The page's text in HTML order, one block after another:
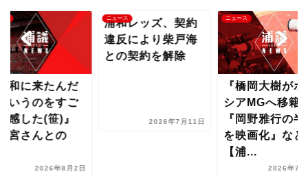
和に来たんだ
いうのをすご
感した(笹)』
宮さんとの
2026年8月2日
ニュース
浦和レッズ、契約
違反により柴戸海
との契約を解除
2026年7月11日
ニュース
『橋岡大樹がボ
シアMGへ移籍
『岡野雅行の半
を映画化』など
【浦...
2026年7